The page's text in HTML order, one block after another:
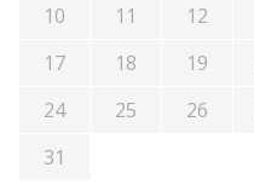
10
11 12
17
18 19
24
25 26
31